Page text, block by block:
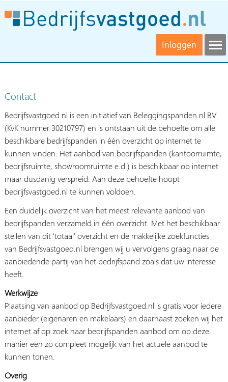
Inloggen
Contact
Bedrijfsvastgoed.nl is een initiatief van Beleggingspanden.nl BV
(KvK nummer 30210797) en is ontstaan uit de behoefte om alle
beschikbare bedrijfspanden in één overzicht op internet te
kunnen vinden. Het aanbod van bedrijfspanden (kantoorruimte,
bedrijfsruimte, showroomruimte e.d.) is beschikbaar op internet
maar dusdanig verspreid. Aan deze behoefte hoopt
bedrijfsvastgoed.nl te kunnen voldoen.
Een duidelijk overzicht van het meest relevante aanbod van
bedrijfspanden verzameld in één overzicht. Met het beschikbaar
stellen van dit 'totaal' overzicht en de makkelijke zoekfuncties
van Bedrijfsvastgoed.nl brengen wij u vervolgens graag naar de
aanbiedende partij van het bedrijfspand zoals dat uw interesse
heeft.
Werkwijze
Plaatsing van aanbod op Bedrijfsvastgoed.nl is gratis voor iedere
aanbieder (eigenaren en makelaars) en daarnaast zoeken wij het
internet af op zoek naar bedrijfspanden aanbod om op deze
manier een zo compleet mogelijk van het actuele aanbod te
kunnen tonen.
Overig